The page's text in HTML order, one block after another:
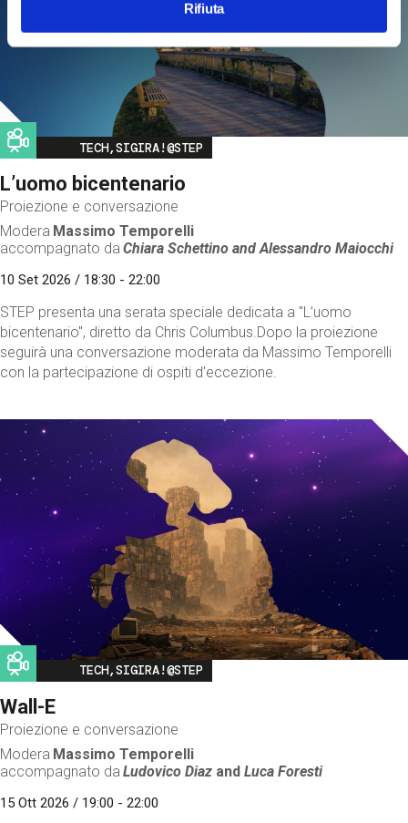
Rifiuta
Image
TECH,SIGIRA!@STEP
L’uomo bicentenario
Proiezione e conversazione
Modera Massimo Temporelli
accompagnato da Chiara Schettino andAlessandro Maiocchi
10 Set 2026 / 18:30 - 22:00
STEP presenta una serata speciale dedicata a "L’uomo
bicentenario", diretto da Chris Columbus.Dopo la proiezione
seguirà una conversazione moderata da Massimo Temporelli
con la partecipazione di ospiti d'eccezione.
Image
TECH,SIGIRA!@STEP
Wall-E
Proiezione e conversazione
Modera Massimo Temporelli
accompagnato da Ludovico Diaz andLuca Foresti
15 Ott 2026 / 19:00 - 22:00